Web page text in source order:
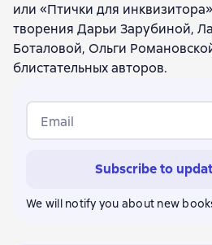
или «Птички для
творения Дарьи Зарубиной,
Боталовой, Ольги
блистательных авторов.
Email
Subscribe to
We will notify you about new